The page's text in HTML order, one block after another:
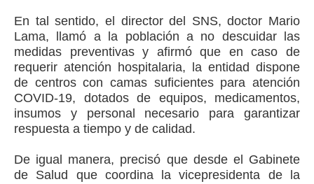
En tal sentido, el director del SNS, doctor Mario
Lama, llamó a la población a no descuidar las
medidas preventivas y afirmó que en caso de
requerir atención hospitalaria, la entidad dispone
de centros con camas suficientes para atención
COVID-19, dotados de equipos, medicamentos,
insumos y personal necesario para garantizar
respuesta a tiempo y de calidad.
De igual manera, precisó que desde el Gabinete
de Salud que coordina la vicepresidenta de la